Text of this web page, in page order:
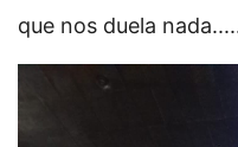
que nos duela